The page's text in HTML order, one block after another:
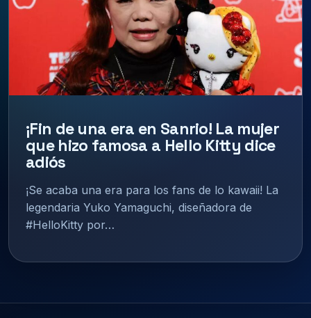
¡Fin de una era en Sanrio! La mujer
que hizo famosa a Hello Kitty dice
adiós
¡Se acaba una era para los fans de lo kawaii! La
legendaria Yuko Yamaguchi, diseñadora de
#HelloKitty por…